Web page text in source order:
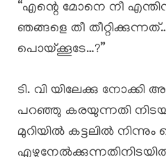
“എന്റെ മോനെ നീ
ഞങ്ങളെ തീ
പൊയ്ക്കൂടേ…?”
ടി. വി യിലേക്കു നോക്കി
പറഞ്ഞു കരയുന്നതി
മുറിയിൽ കട്ടലിൽ നിന്നും
എഴുനേൽക്കുന്നതിനിടയിൽ